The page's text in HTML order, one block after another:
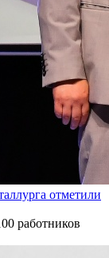
отметили
работников